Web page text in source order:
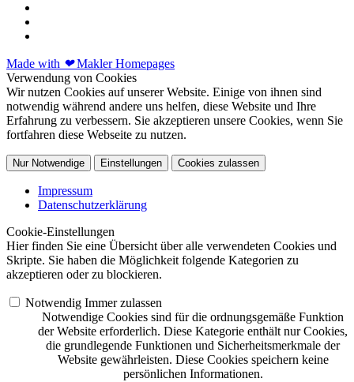
Made with ❤Makler Homepages
Verwendung von Cookies
Wir nutzen Cookies auf unserer Website. Einige von ihnen sind
notwendig während andere uns helfen, diese Website und Ihre
Erfahrung zu verbessern. Sie akzeptieren unsere Cookies, wenn Sie
fortfahren diese Webseite zu nutzen.
Nur Notwendige Einstellungen Cookies zulassen
Impressum
Datenschutzerklärung
Cookie-Einstellungen
Hier finden Sie eine Übersicht über alle verwendeten Cookies und
Skripte. Sie haben die Möglichkeit folgende Kategorien zu
akzeptieren oder zu blockieren.
Notwendig Immer zulassen
Notwendige Cookies sind für die ordnungsgemäße Funktion
der Website erforderlich. Diese Kategorie enthält nur Cookies,
die grundlegende Funktionen und Sicherheitsmerkmale der
Website gewährleisten. Diese Cookies speichern keine
persönlichen Informationen.